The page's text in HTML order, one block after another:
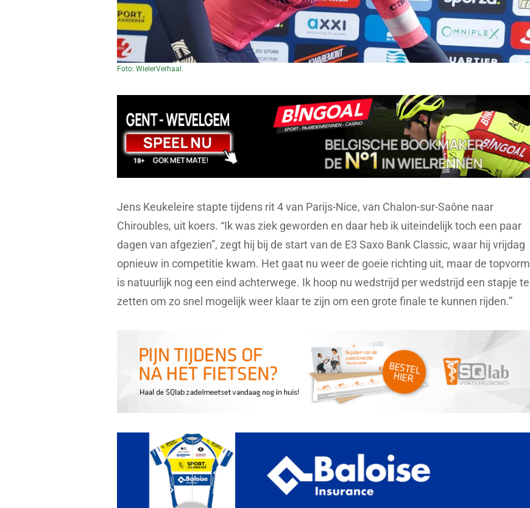
Foto: WielerVerhaal.
Jens Keukeleire stapte tijdens rit 4 van Parijs-Nice, van Chalon-sur-Saône naar
Chiroubles, uit koers. “Ik was ziek geworden en daar heb ik uiteindelijk toch een paar
dagen van afgezien”, zegt hij bij de start van de E3 Saxo Bank Classic, waar hij vrijdag
opnieuw in competitie kwam. Het gaat nu weer de goeie richting uit, maar de topvorm
is natuurlijk nog een eind achterwege. Ik hoop nu wedstrijd per wedstrijd een stapje te
zetten om zo snel mogelijk weer klaar te zijn om een grote finale te kunnen rijden.”